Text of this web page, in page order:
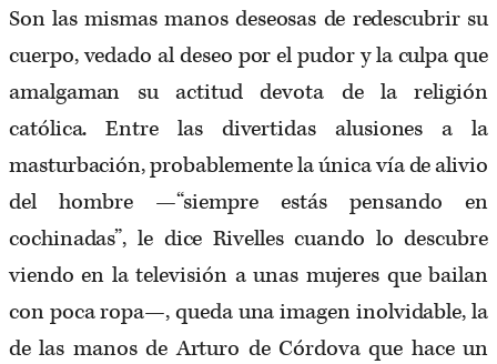
Son las mismas manos deseosas de redescubrir su
cuerpo, vedado al deseo por el pudor y la culpa que
amalgaman su actitud devota de la religión
católica. Entre las divertidas alusiones a la
masturbación, probablemente la única vía de alivio
del hombre —“siempre estás pensando en
cochinadas”, le dice Rivelles cuando lo descubre
viendo en la televisión a unas mujeres que bailan
con poca ropa—, queda una imagen inolvidable, la
de las manos de Arturo de Córdova que hace un